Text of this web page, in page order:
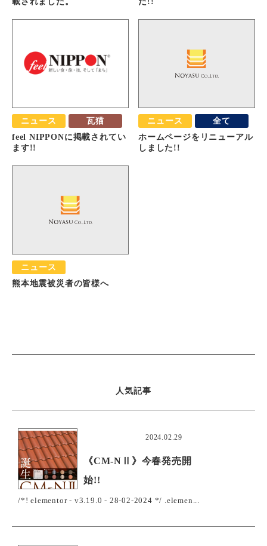
ニュース 瓦猫
feel NIPPONに掲載されてい
ます!!
ニュース 全て
ホームページをリニューアル
しました!!
ニュース
熊本地震被災者の皆様へ
人気記事
2024.02.29
《CM-NⅡ》今春発売開
始!!
/*! elementor - v3.19.0 - 28-02-2024 */ .elemen...